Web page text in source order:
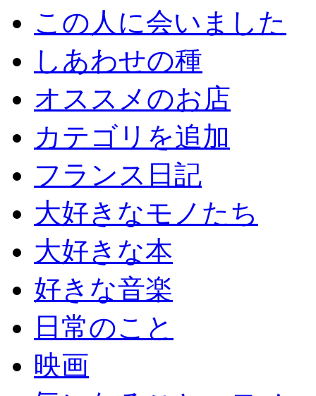
この人に会いました
しあわせの種
オススメのお店
カテゴリを追加
フランス日記
大好きなモノたち
大好きな本
好きな音楽
日常のこと
映画